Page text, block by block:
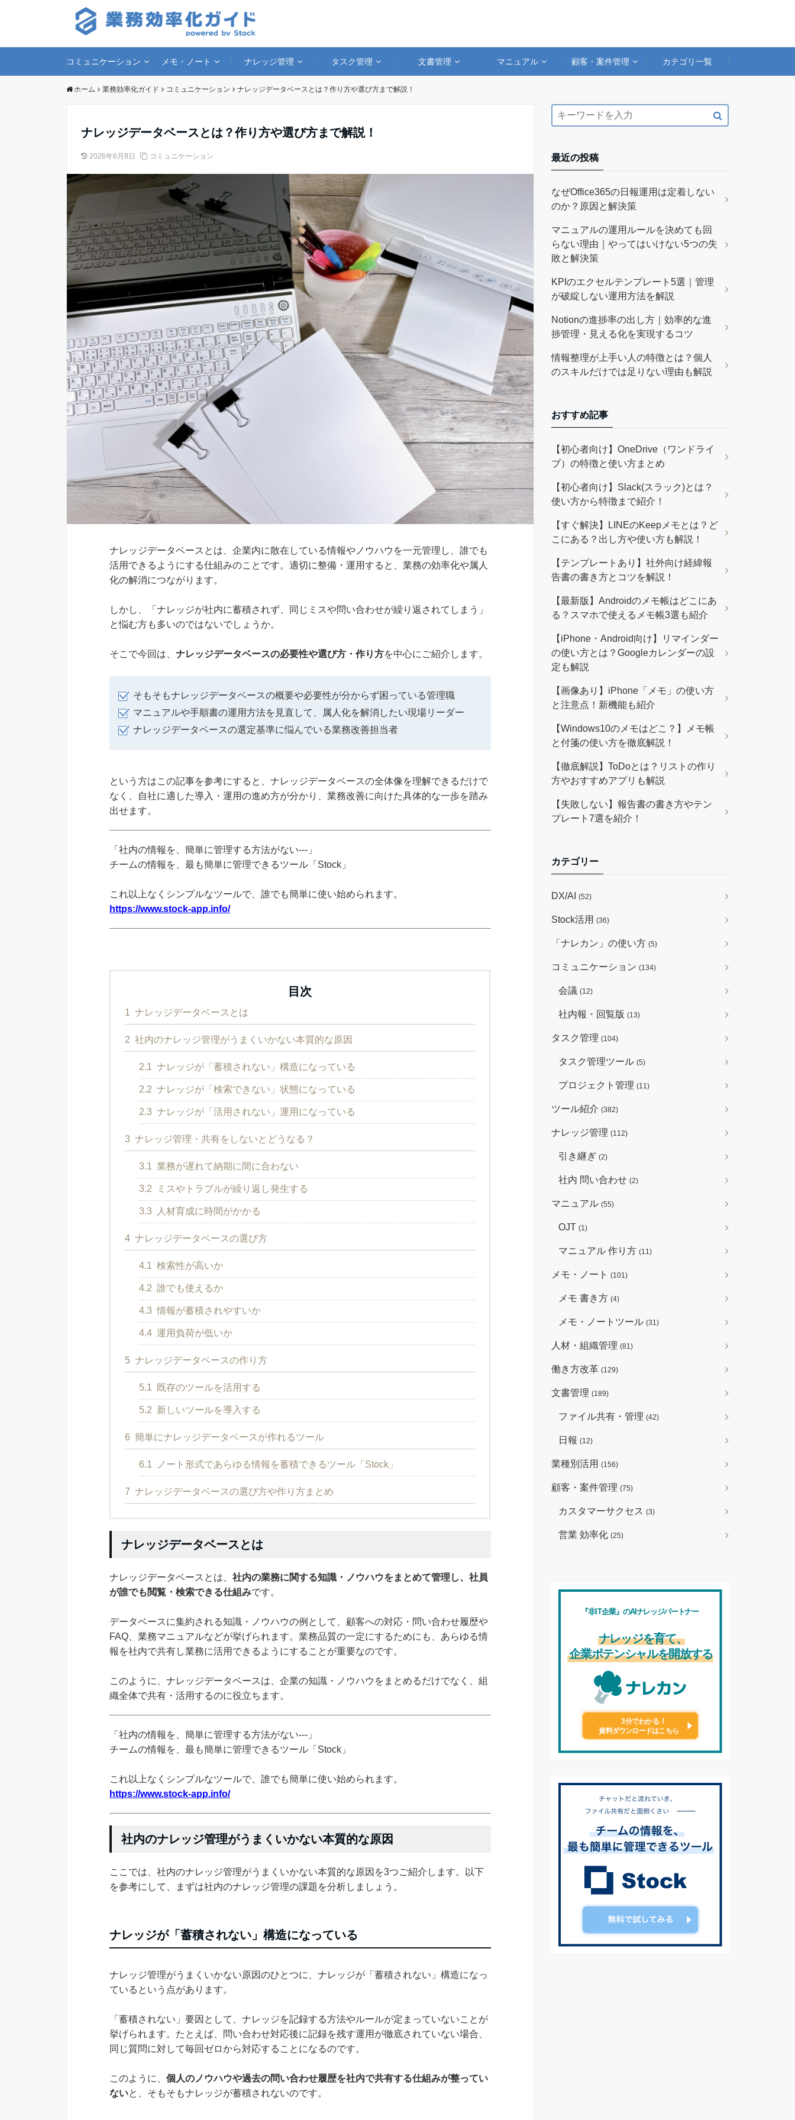
コミュニケーション メモ・ノート ナレッジ管理 タスク管理 文書管理 マニュアル 顧客・案件管理 カテゴリ一覧
ホーム 業務効率化ガイド コミュニケーション ナレッジデータベースとは？作り方や選び方まで解説！
ナレッジデータベースとは？作り方や選び方まで解説！
2026年6月8日 コミュニケーション
ナレッジデータベースとは、企業内に散在している情報やノウハウを一元管理し、誰でも
活用できるようにする仕組みのことです。適切に整備・運用すると、業務の効率化や属人
化の解消につながります。
しかし、「ナレッジが社内に蓄積されず、同じミスや問い合わせが繰り返されてしまう」
と悩む方も多いのではないでしょうか。
そこで今回は、 ナレッジデータベースの必要性や選び方・作り方を中心にご紹介します。
そもそもナレッジデータベースの概要や必要性が分からず困っている管理職
マニュアルや手順書の運用方法を見直して、属人化を解消したい現場リーダー
ナレッジデータベースの選定基準に悩んでいる業務改善担当者
という方はこの記事を参考にすると、ナレッジデータベースの全体像を理解できるだけで
なく、自社に適した導入・運用の進め方が分かり、業務改善に向けた具体的な一歩を踏み
出せます。
「社内の情報を、簡単に管理する方法がない---」
チームの情報を、最も簡単に管理できるツール「Stock」
これ以上なくシンプルなツールで、誰でも簡単に使い始められます。
https://www.stock-app.info/
目次
1 ナレッジデータベースとは
2 社内のナレッジ管理がうまくいかない本質的な原因
2.1 ナレッジが「蓄積されない」構造になっている
2.2 ナレッジが「検索できない」状態になっている
2.3 ナレッジが「活用されない」運用になっている
3 ナレッジ管理・共有をしないとどうなる？
3.1 業務が遅れて納期に間に合わない
3.2 ミスやトラブルが繰り返し発生する
3.3 人材育成に時間がかかる
4 ナレッジデータベースの選び方
4.1 検索性が高いか
4.2 誰でも使えるか
4.3 情報が蓄積されやすいか
4.4 運用負荷が低いか
5 ナレッジデータベースの作り方
5.1 既存のツールを活用する
5.2 新しいツールを導入する
6 簡単にナレッジデータベースが作れるツール
6.1 ノート形式であらゆる情報を蓄積できるツール「Stock」
7 ナレッジデータベースの選び方や作り方まとめ
ナレッジデータベースとは
ナレッジデータベースとは、 社内の業務に関する知識・ノウハウをまとめて管理し、社員
が誰でも閲覧・検索できる仕組みです。
データベースに集約される知識・ノウハウの例として、顧客への対応・問い合わせ履歴や
FAQ、業務マニュアルなどが挙げられます。業務品質の一定にするためにも、あらゆる情
報を社内で共有し業務に活用できるようにすることが重要なのです。
このように、ナレッジデータベースは、企業の知識・ノウハウをまとめるだけでなく、組
織全体で共有・活用するのに役立ちます。
「社内の情報を、簡単に管理する方法がない---」
チームの情報を、最も簡単に管理できるツール「Stock」
これ以上なくシンプルなツールで、誰でも簡単に使い始められます。
https://www.stock-app.info/
社内のナレッジ管理がうまくいかない本質的な原因
ここでは、社内のナレッジ管理がうまくいかない本質的な原因を3つご紹介します。以下
を参考にして、まずは社内のナレッジ管理の課題を分析しましょう。
ナレッジが「蓄積されない」構造になっている
ナレッジ管理がうまくいかない原因のひとつに、ナレッジが「蓄積されない」構造になっ
ているという点があります。
「蓄積されない」要因として、ナレッジを記録する方法やルールが定まっていないことが
挙げられます。たとえば、問い合わせ対応後に記録を残す運用が徹底されていない場合、
同じ質問に対して毎回ゼロから対応することになるのです。
このように、 個人のノウハウや過去の問い合わせ履歴を社内で共有する仕組みが整ってい
ないと、そもそもナレッジが蓄積されないのです。
最近の投稿
なぜOffice365の日報運用は定着しない
のか？原因と解決策
マニュアルの運用ルールを決めても回
らない理由｜やってはいけない5つの失
敗と解決策
KPIのエクセルテンプレート5選｜管理
が破綻しない運用方法を解説
Notionの進捗率の出し方｜効率的な進
捗管理・見える化を実現するコツ
情報整理が上手い人の特徴とは？個人
のスキルだけでは足りない理由も解説
おすすめ記事
【初心者向け】OneDrive（ワンドライ
ブ）の特徴と使い方まとめ
【初心者向け】Slack(スラック)とは？
使い方から特徴まで紹介！
【すぐ解決】LINEのKeepメモとは？ど
こにある？出し方や使い方も解説！
【テンプレートあり】社外向け経緯報
告書の書き方とコツを解説！
【最新版】Androidのメモ帳はどこにあ
る？スマホで使えるメモ帳3選も紹介
【iPhone・Android向け】リマインダー
の使い方とは？Googleカレンダーの設
定も解説
【画像あり】iPhone「メモ」の使い方
と注意点！新機能も紹介
【Windows10のメモはどこ？】メモ帳
と付箋の使い方を徹底解説！
【徹底解説】ToDoとは？リストの作り
方やおすすめアプリも解説
【失敗しない】報告書の書き方やテン
プレート7選を紹介！
カテゴリー
DX/AI (52)
Stock活用 (36)
「ナレカン」の使い方 (5)
コミュニケーション (134)
会議 (12)
社内報・回覧版 (13)
タスク管理 (104)
タスク管理ツール (5)
プロジェクト管理 (11)
ツール紹介 (382)
ナレッジ管理 (112)
引き継ぎ (2)
社内 問い合わせ (2)
マニュアル (55)
OJT (1)
マニュアル 作り方 (11)
メモ・ノート (101)
メモ 書き方 (4)
メモ・ノートツール (31)
人材・組織管理 (81)
働き方改革 (129)
文書管理 (189)
ファイル共有・管理 (42)
日報 (12)
業種別活用 (156)
顧客・案件管理 (75)
カスタマーサクセス (3)
営業 効率化 (25)